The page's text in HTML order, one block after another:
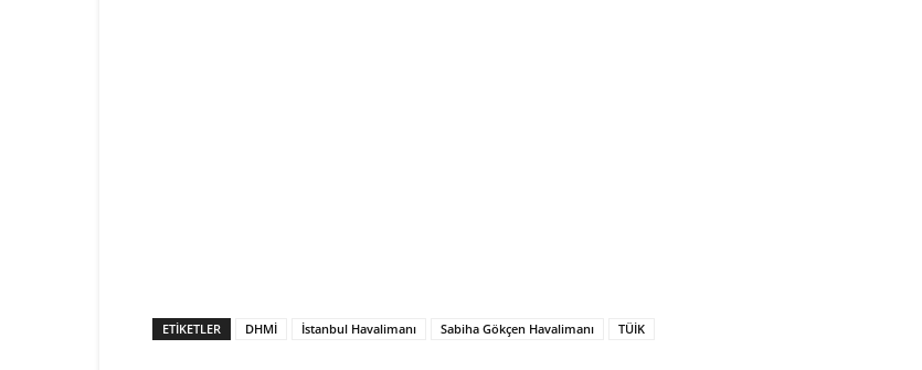
ETIKETLER DHMİ İstanbul Havalimanı Sabiha Gökçen Havalimanı TÜİK